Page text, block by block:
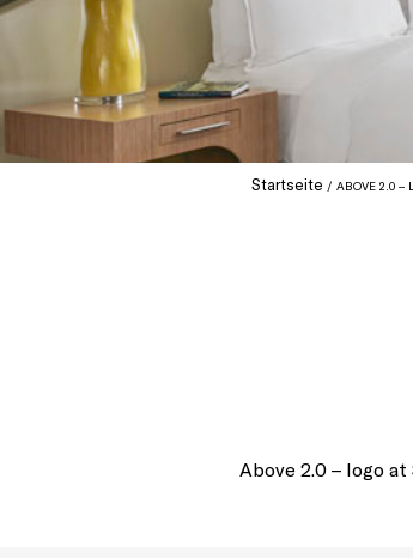
Startseite ABOVE 2.0 –
Above 2.0 – logo